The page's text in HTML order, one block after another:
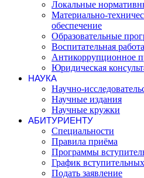
Локальные
Материально-
обеспечение
Образовательные
Воспитательная работа
Антикоррупционное
Юридическая
НАУКА
Научно-
Научные издания
Научные кружки
АБИТУРИЕНТУ
Специальности
Правила приёма
Программы
График
Подать заявление